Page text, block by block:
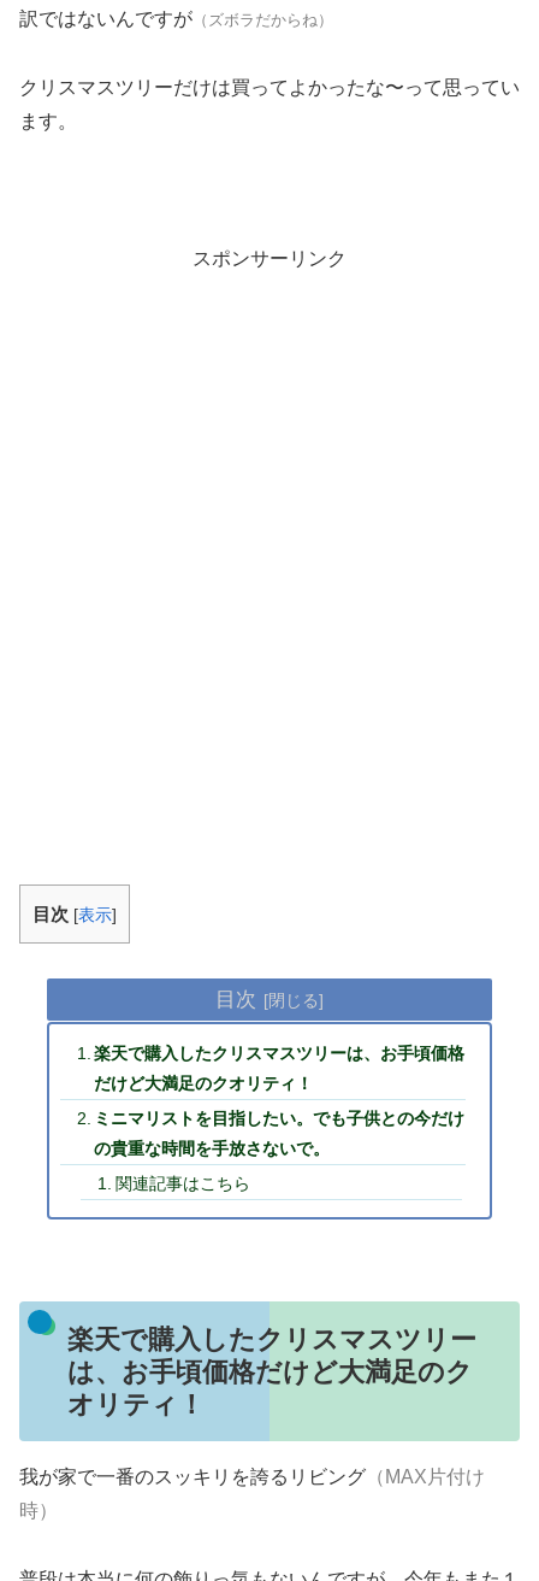
訳ではないんですが （ズボラだからね）
クリスマスツリーだけは買ってよかったな〜って思ってい
ます。
スポンサーリンク
目次 [表示]
目次
楽天で購入したクリスマスツリーは、お手頃価格
だけど大満足のクオリティ！
ミニマリストを目指したい。でも子供との今だけ
の貴重な時間を手放さないで。
関連記事はこちら
楽天で購入したクリスマスツリー
は、お手頃価格だけど大満足のク
オリティ！
我が家で一番のスッキリを誇るリビング （MAX片付け
時）